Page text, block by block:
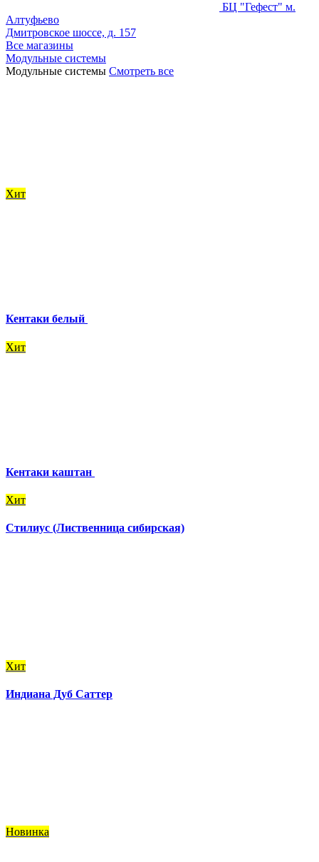
БЦ "Гефест" м.
Алтуфьево
Дмитровское шоссе, д. 157
Все магазины
Модульные системы
Модульные системы Смотреть все
Хит
Кентаки белый
Хит
Кентаки каштан
Хит
Стилиус (Лиственница сибирская)
Хит
Индиана Дуб Саттер
Новинка